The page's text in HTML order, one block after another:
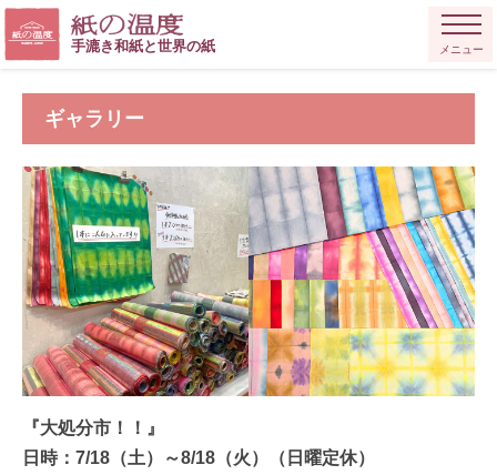
手漉き和紙と世界の紙 メニュー
ギャラリー
『大処分市！！』
日時：7/18（土）～8/18（火）（日曜定休）